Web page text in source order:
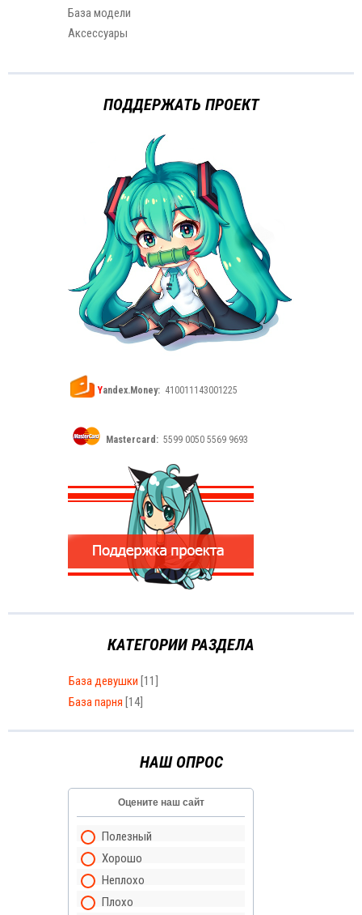
База модели
Аксессуары
ПОДДЕРЖАТЬ ПРОЕКТ
Yandex.Money: 410011143001225
Mastercard: 5599 0050 5569 9693
КАТЕГОРИИ РАЗДЕЛА
База девушки [11]
База парня [14]
НАШ ОПРОС
Оцените наш сайт
Полезный
Хорошо
Неплохо
Плохо